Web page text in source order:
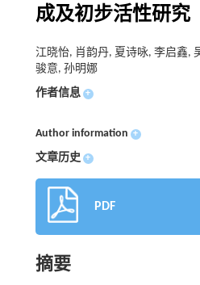
成及初步活性研究
江晓怡, 肖韵丹, 夏诗咏, 李启鑫,
骏意, 孙明娜
作者信息 +
Author information +
文章历史 +
PDF
摘要